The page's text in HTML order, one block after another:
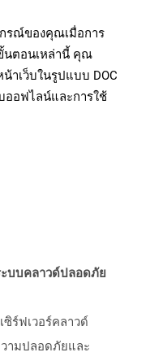
รณ์ของคุณเมื่อการ
นตอนเหล่านี้ คุณ
าเว็บในรูปแบบ DOC
ออฟไลน์และการใช้
ะบบคลาวด์ปลอดภัย
ซิร์ฟเวอร์คลาวด์
ามปลอดภัยและ